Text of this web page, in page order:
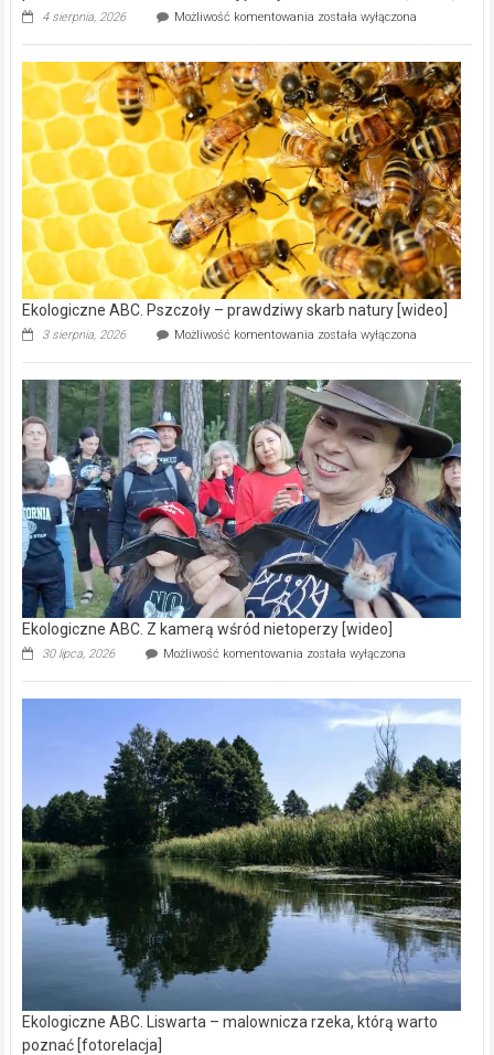
4 sierpnia, 2026 Możliwość komentowania Ekologiczne
Wręczyca
Wielka
z
dofinansowaniem
ponad
15,6
mln
na
modernizację
oczyszczalni
ścieków
[wideo]
została wyłączona
Ekologiczne ABC. Pszczoły – prawdziwy skarb natury [wideo]
3 sierpnia, 2026 Możliwość komentowania Ekologiczne
–
prawdziwy
skarb
natury
[wideo]
została wyłączona
Ekologiczne ABC. Z kamerą wśród nietoperzy [wideo]
30 lipca, 2026 Możliwość komentowania Ekologiczne
kamerą
wśród
została wyłączona
Ekologiczne ABC. Liswarta – malownicza rzeka, którą warto
poznać [fotorelacja]